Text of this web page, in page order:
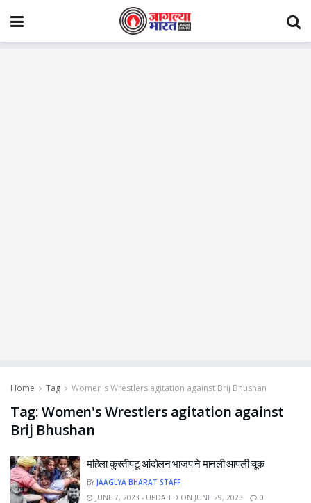
Home Tag Women's Wrestlers agitation against Brij Bhushan
Tag:Women's Wrestlers agitation against
Brij Bhushan
महिला कुस्तीपटू आंदोलन भाजप ने मानली आपली चूक
BY JAAGLYA BHARAT STAFF
JUNE 7, 2023 - UPDATED ON JUNE 29, 2023
0